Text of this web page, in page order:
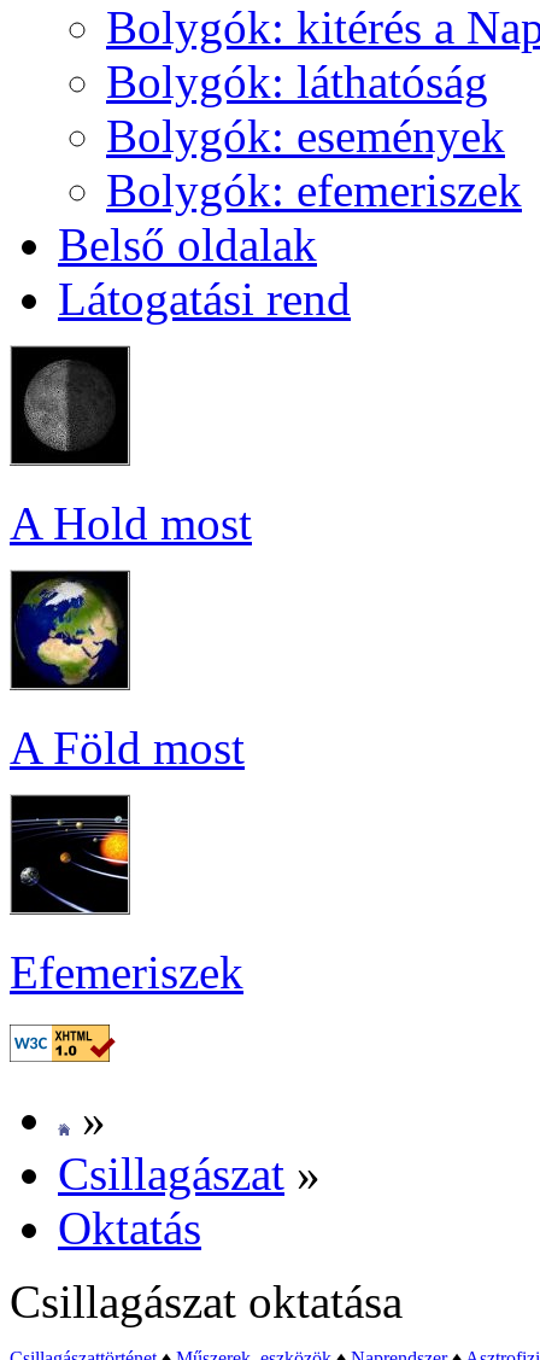
Boly­gók: ki­té­rés a
Boly­gók: lát­ha­tó­ság
Boly­gók: ese­mé­nyek
Boly­gók: efe­me­ri­szek
Bel­ső ol­da­lak
Lá­to­ga­tá­si rend
A Hold most
A Föld most
Efe­me­ri­szek
»
Csil­la­gá­szat »
Ok­ta­tás
Csil­la­gá­szat ok­ta­tá­sa